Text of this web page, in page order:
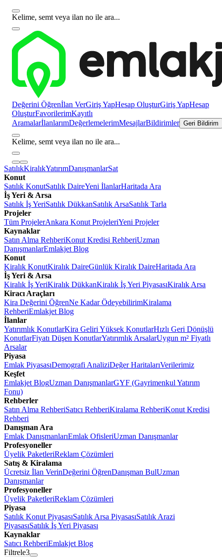
Kelime, semt veya ilan no ile ara...
Değerini Öğrenİlan VerGiriş YapHesap OluşturGiriş YapHesap
OluşturFavorilerimKayıtlı
AramalarİlanlarımDeğerlemelerimMesajlarBildirimler Geri Bildirim
Kelime, semt veya ilan no ile ara...
SatılıkKiralıkYatırımDanışmanlarSat
Konut
Satılık KonutSatılık DaireYeni İlanlarHaritada Ara
İş Yeri & Arsa
Satılık İş YeriSatılık DükkanSatılık ArsaSatılık Tarla
Projeler
Tüm ProjelerAnkara Konut ProjeleriYeni Projeler
Kaynaklar
Satın Alma RehberiKonut Kredisi RehberiUzman
DanışmanlarEmlakjet Blog
Konut
Kiralık KonutKiralık DaireGünlük Kiralık DaireHaritada Ara
İş Yeri & Arsa
Kiralık İş YeriKiralık DükkanKiralık İş Yeri PiyasasıKiralık Arsa
Kiracı Araçları
Kira Değerini ÖğrenNe Kadar ÖdeyebilirimKiralama
RehberiEmlakjet Blog
İlanlar
Yatırımlık KonutlarKira Geliri Yüksek KonutlarHızlı Geri Dönüşlü
KonutlarFiyatı Düşen KonutlarYatırımlık ArsalarUygun m² Fiyatlı
Arsalar
Piyasa
Emlak PiyasasıDemografi AnaliziDeğer HaritalarıVerilerimiz
Keşfet
Emlakjet BlogUzman DanışmanlarGYF (Gayrimenkul Yatırım
Fonu)
Rehberler
Satın Alma RehberiSatıcı RehberiKiralama RehberiKonut Kredisi
Rehberi
Danışman Ara
Emlak DanışmanlarıEmlak OfisleriUzman Danışmanlar
Profesyoneller
Üyelik PaketleriReklam Çözümleri
Satış & Kiralama
Ücretsiz İlan VerinDeğerini ÖğrenDanışman BulUzman
Danışmanlar
Profesyoneller
Üyelik PaketleriReklam Çözümleri
Piyasa
Satılık Konut PiyasasıSatılık Arsa PiyasasıSatılık Arazi
PiyasasıSatılık İş Yeri Piyasası
Kaynaklar
Satıcı RehberiEmlakjet Blog
Filtrele3